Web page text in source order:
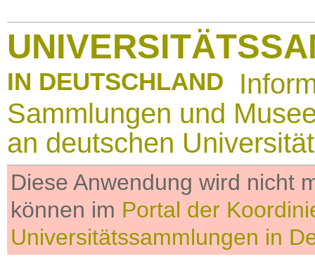
IN DEUTSCHLAND
Sammlungen und
an deutschen
Diese Anwendung wird nicht
können im Portal der
Universitätssammlungen in